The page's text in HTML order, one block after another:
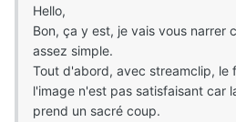
Hello,
Bon, ça y est, je vais vous narrer
assez simple.
Tout d'abord, avec streamclip, le
l'image n'est pas satisfaisant car
prend un sacré coup.